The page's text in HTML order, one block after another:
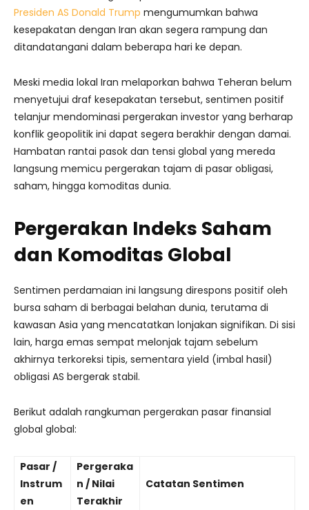
Presiden AS Donald Trump mengumumkan bahwa
kesepakatan dengan Iran akan segera rampung dan
ditandatangani dalam beberapa hari ke depan.
Meski media lokal Iran melaporkan bahwa Teheran belum
menyetujui draf kesepakatan tersebut, sentimen positif
telanjur mendominasi pergerakan investor yang berharap
konflik geopolitik ini dapat segera berakhir dengan damai.
Hambatan rantai pasok dan tensi global yang mereda
langsung memicu pergerakan tajam di pasar obligasi,
saham, hingga komoditas dunia.
Pergerakan Indeks Saham
dan Komoditas Global
Sentimen perdamaian ini langsung direspons positif oleh
bursa saham di berbagai belahan dunia, terutama di
kawasan Asia yang mencatatkan lonjakan signifikan. Di sisi
lain, harga emas sempat melonjak tajam sebelum
akhirnya terkoreksi tipis, sementara yield (imbal hasil)
obligasi AS bergerak stabil.
Berikut adalah rangkuman pergerakan pasar finansial
global global:
Pasar /
Instrum
en
Pergeraka
n / Nilai
Terakhir
Catatan Sentimen